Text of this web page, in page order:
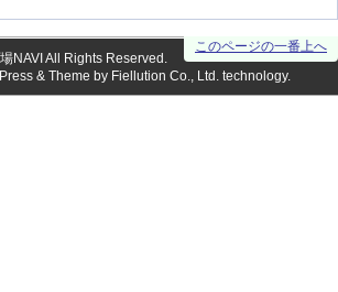
このページの一番上へ
NAVI All Rights Reserved.
& Theme by Fiellution Co., Ltd. technology.